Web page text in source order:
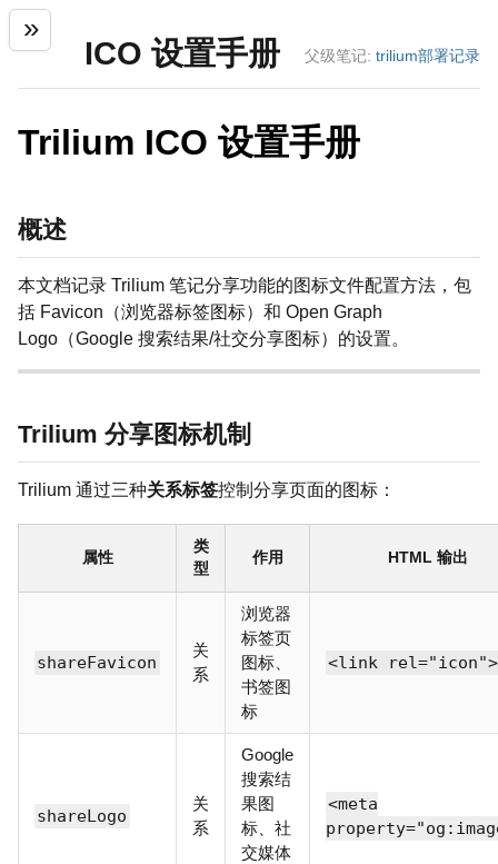
父级笔记: trilium部署记录
ICO 设置手册
Trilium ICO 设置手册
概述
本文档记录 Trilium 笔记分享功能的图标文件配置方法，包
括 Favicon（浏览器标签图标）和 Open Graph
Logo（Google 搜索结果/社交分享图标）的设置。
Trilium 分享图标机制
Trilium 通过三种关系标签控制分享页面的图标：
属性
类
型
作用 HTML 输出
shareFavicon
关
系
浏览器
标签页
图标、
书签图
标
<link rel="icon">
shareLogo
关
系
Google
搜索结
果图
标、社
交媒体
<meta